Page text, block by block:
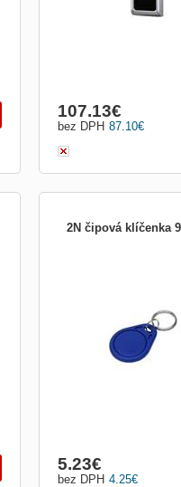
87.10€
bez DPH
107.13€
2N čipová klíčenka
4.25€
bez DPH
5.23€